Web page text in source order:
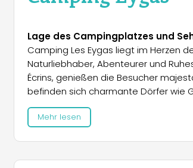
Lage des Campingplatzes und
Camping Les Eygas liegt im Herzen
Naturliebhaber, Abenteurer und
Écrins, genießen die Besucher
befinden sich charmante Dörfer wie
Historische Sehenswürdigkeiten wie
höchstgelegene Dorf Europas, das
Mehr lesen